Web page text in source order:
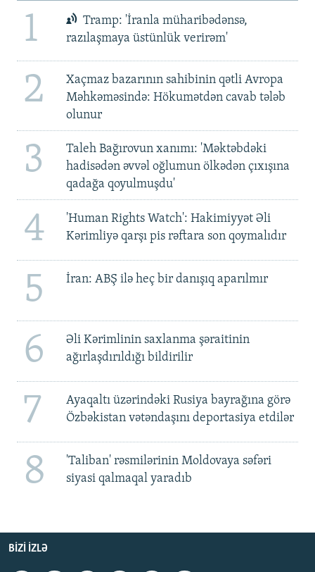
1
Tramp: 'İranla müharibədənsə,
razılaşmaya üstünlük verirəm'
2
Xaçmaz bazarının sahibinin qətli Avropa
Məhkəməsində: Hökumətdən cavab tələb
olunur
3
Taleh Bağırovun xanımı: 'Məktəbdəki
hadisədən əvvəl oğlumun ölkədən çıxışına
qadağa qoyulmuşdu'
4
'Human Rights Watch': Hakimiyyət Əli
Kərimliyə qarşı pis rəftara son qoymalıdır
5 İran: ABŞ ilə heç bir danışıq aparılmır
6
Əli Kərimlinin saxlanma şəraitinin
ağırlaşdırıldığı bildirilir
7
Ayaqaltı üzərindəki Rusiya bayrağına görə
Özbəkistan vətəndaşını deportasiya etdilər
8
'Taliban' rəsmilərinin Moldovaya səfəri
siyasi qalmaqal yaradıb
BIZI IZLƏ